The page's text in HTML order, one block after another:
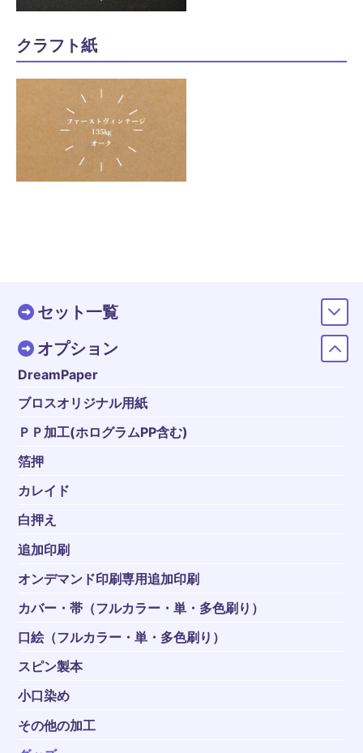
セット一覧
オプション
DreamPaper
ブロスオリジナル用紙
ＰＰ加工(ホログラムPP含む)
箔押
カレイド
白押え
追加印刷
オンデマンド印刷専用追加印刷
カバー・帯（フルカラー・単・多色刷り）
口絵（フルカラー・単・多色刷り）
スピン製本
小口染め
その他の加工
クラフト紙